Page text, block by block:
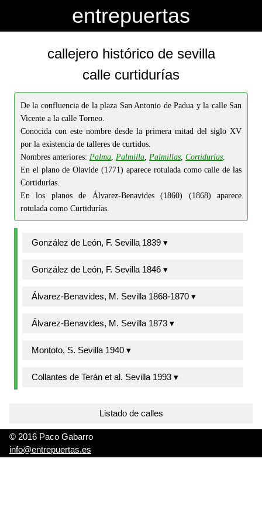
entrepuertas
callejero histórico de sevilla
calle curtidurías
De la confluencia de la plaza San Antonio de Padua y la calle San
Vicente a la calle Torneo.
Conocida con este nombre desde la primera mitad del siglo XV
por la existencia de talleres de curtidos.
Nombres anteriores: Palma, Palmilla, Palmillas, Cortidurías.
En el plano de Olavide (1771) aparece rotulada como calle de las
Cortidurías.
En los planos de Álvarez-Benavides (1860) (1868) aparece
rotulada como Curtidurías.
González de León, F. Sevilla 1839 ▾
González de León, F. Sevilla 1846 ▾
Álvarez-Benavides, M. Sevilla 1868-1870 ▾
Álvarez-Benavides, M. Sevilla 1873 ▾
Montoto, S. Sevilla 1940 ▾
Collantes de Terán et al. Sevilla 1993 ▾
Listado de calles
© 2016 Paco Gabarro
info@entrepuertas.es